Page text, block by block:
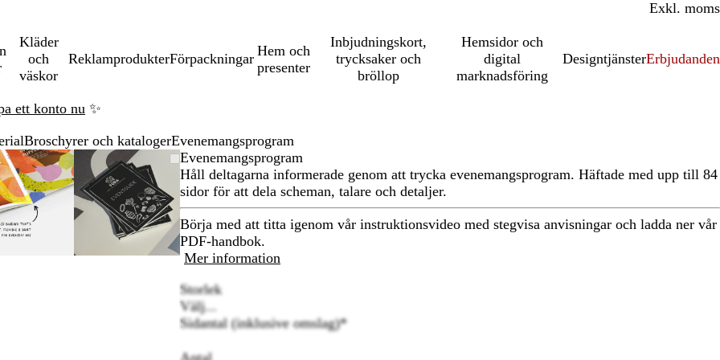
Inkl. moms
Exkl. moms
Kläder
och
väskor
ReklamprodukterFörpackningar
Hem och
presenter
Inbjudningskort,
trycksaker och
bröllop
Hemsidor och
digital
marknadsföring
DesigntjänsterErbjudanden
ett konto nu ✨
Broschyrer och katalogerEvenemangsprogram
Zoomningsbar
bild
Zoomat
till
minimum
Klicka
för
att
utöka
Använd
plus-
och
minustangenterna
för
att
Zoomningsbar
bild
Zoomat
till
minimum
Klicka
för
att
utöka
Använd
plus-
och
minustangenterna
för
att
zooma
Evenemangsprogram
Håll deltagarna informerade genom att trycka evenemangsprogram. Häftade med upp till 84
sidor för att dela scheman, talare och detaljer.
Börja med att titta igenom vår instruktionsvideo med stegvisa anvisningar och ladda ner vår
PDF-handbok.
Mer information
Storlek
Välj...
Sidantal (inklusive omslag)*